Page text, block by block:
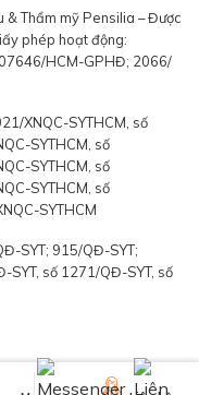
& Thẩm mỹ Pensilia – Được
phép hoạt động:
HCM-GPHĐ; 2066/
XNQC-SYTHCM, số
SYTHCM, số
SYTHCM, số
SYTHCM, số
SYTHCM
SYT; 915/QĐ-SYT;
số 1271/QĐ-SYT, số